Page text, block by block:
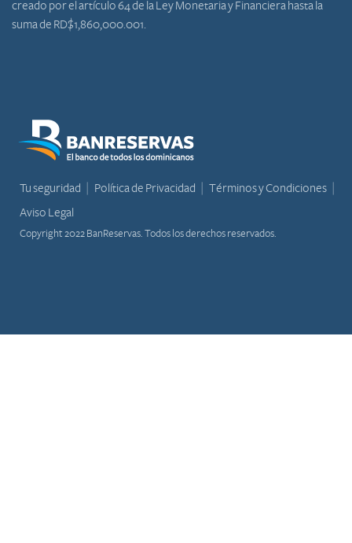
creado por el artículo 64 de la Ley Monetaria y Financiera hasta la
suma de RD$1,860,000.001.
Tu seguridad Política de Privacidad
Términos y Condiciones
Aviso Legal
Copyright 2022 BanReservas. Todos los derechos reservados.